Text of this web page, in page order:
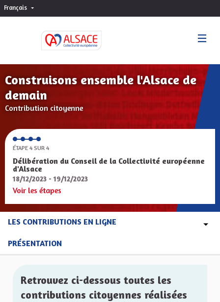
Français Choisir la langue
Construisons ensemble l'Alsace de
demain
Contribution citoyenne
ÉTAPE 4 SUR 4
Délibération du Conseil de la Collectivité européenne
d'Alsace
18/12/2023 - 19/12/2023
Voir les étapes
LES CONTRIBUTIONS EN LIGNE
PRÉSENTATION
Retrouvez ci-dessous toutes les
contributions citoyennes réalisées